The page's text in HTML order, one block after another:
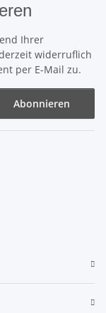
Ihrer
widerruflich
per E-Mail zu.
Abonnieren